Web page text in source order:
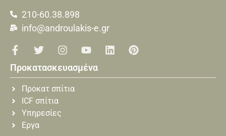
210-60.38.898
info@androulakis-e.gr
Προκατασκευασμένα
Προκατ σπίτια
ICF σπίτια
Υπηρεσίες
Εργα